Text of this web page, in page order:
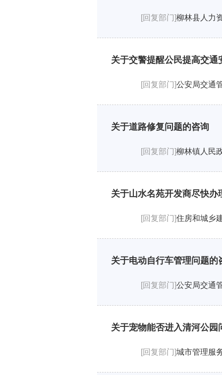
[回复部门]柳林县人力
关于交警提醒公民提高交通
[回复部门]公安局交通
关于道路修复问题的咨询
[回复部门]柳林镇人民
关于山水名苑开发商尽快
[回复部门]住房和城乡
关于电动自行车管理问题的
[回复部门]公安局交通
关于宠物能否进入清河公园
[回复部门]城市管理服